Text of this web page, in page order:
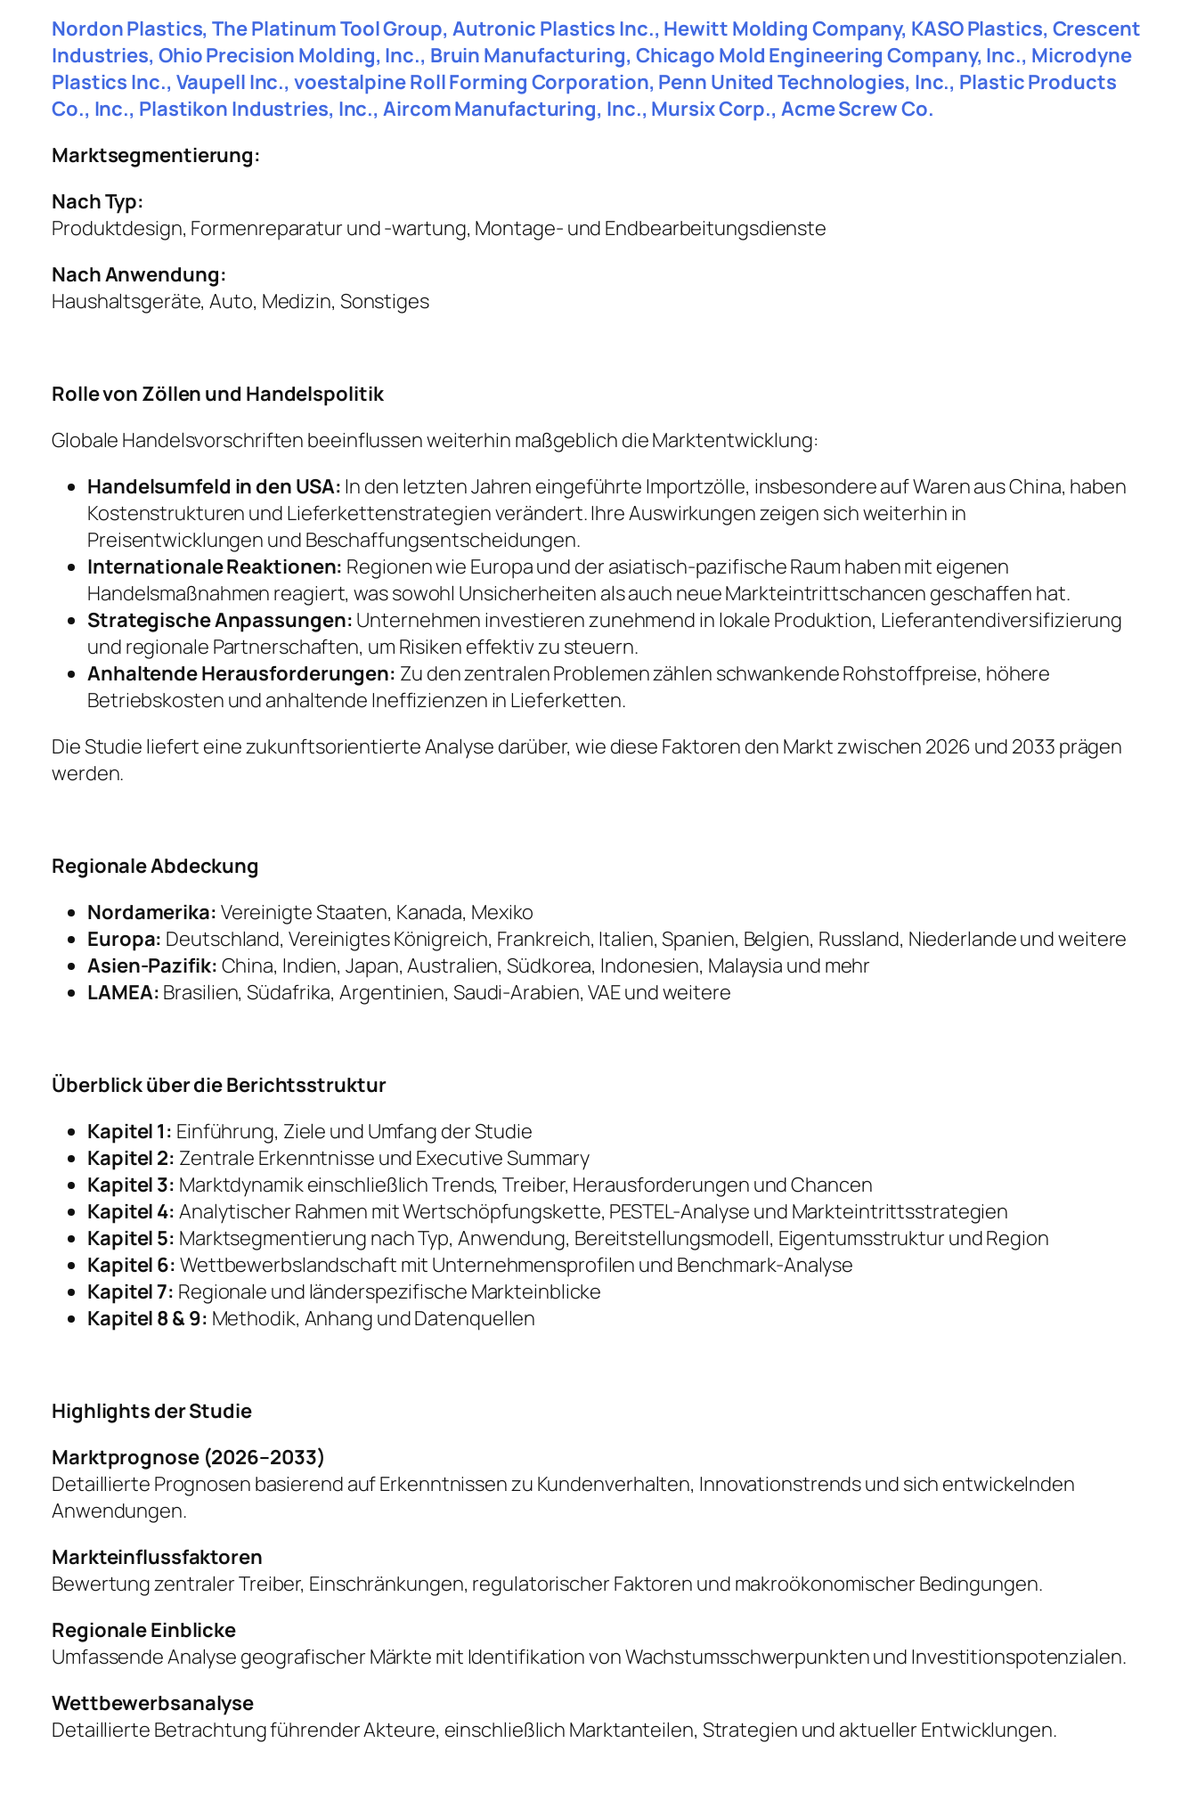
Nordon Plastics, The Platinum Tool Group, Autronic Plastics Inc., Hewitt Molding Company, KASO Plastics, Crescent
Industries, Ohio Precision Molding, Inc., Bruin Manufacturing, Chicago Mold Engineering Company, Inc., Microdyne
Plastics Inc., Vaupell Inc., voestalpine Roll Forming Corporation, Penn United Technologies, Inc., Plastic Products
Co., Inc., Plastikon Industries, Inc., Aircom Manufacturing, Inc., Mursix Corp., Acme Screw Co.
Marktsegmentierung:
Nach Typ:
Produktdesign, Formenreparatur und -wartung, Montage- und Endbearbeitungsdienste
Nach Anwendung:
Haushaltsgeräte, Auto, Medizin, Sonstiges
Rolle von Zöllen und Handelspolitik
Globale Handelsvorschriften beeinflussen weiterhin maßgeblich die Marktentwicklung:
Handelsumfeld in den USA: In den letzten Jahren eingeführte Importzölle, insbesondere auf Waren aus China, haben
Kostenstrukturen und Lieferkettenstrategien verändert. Ihre Auswirkungen zeigen sich weiterhin in
Preisentwicklungen und Beschaffungsentscheidungen.
Internationale Reaktionen: Regionen wie Europa und der asiatisch-pazifische Raum haben mit eigenen
Handelsmaßnahmen reagiert, was sowohl Unsicherheiten als auch neue Markteintrittschancen geschaffen hat.
Strategische Anpassungen: Unternehmen investieren zunehmend in lokale Produktion, Lieferantendiversifizierung
und regionale Partnerschaften, um Risiken effektiv zu steuern.
Anhaltende Herausforderungen: Zu den zentralen Problemen zählen schwankende Rohstoffpreise, höhere
Betriebskosten und anhaltende Ineffizienzen in Lieferketten.
Die Studie liefert eine zukunftsorientierte Analyse darüber, wie diese Faktoren den Markt zwischen 2026 und 2033 prägen
werden.
Regionale Abdeckung
Nordamerika: Vereinigte Staaten, Kanada, Mexiko
Europa: Deutschland, Vereinigtes Königreich, Frankreich, Italien, Spanien, Belgien, Russland, Niederlande und weitere
Asien-Pazifik: China, Indien, Japan, Australien, Südkorea, Indonesien, Malaysia und mehr
LAMEA: Brasilien, Südafrika, Argentinien, Saudi-Arabien, VAE und weitere
Überblick über die Berichtsstruktur
Kapitel 1: Einführung, Ziele und Umfang der Studie
Kapitel 2: Zentrale Erkenntnisse und Executive Summary
Kapitel 3: Marktdynamik einschließlich Trends, Treiber, Herausforderungen und Chancen
Kapitel 4: Analytischer Rahmen mit Wertschöpfungskette, PESTEL-Analyse und Markteintrittsstrategien
Kapitel 5: Marktsegmentierung nach Typ, Anwendung, Bereitstellungsmodell, Eigentumsstruktur und Region
Kapitel 6: Wettbewerbslandschaft mit Unternehmensprofilen und Benchmark-Analyse
Kapitel 7: Regionale und länderspezifische Markteinblicke
Kapitel 8 & 9: Methodik, Anhang und Datenquellen
Highlights der Studie
Marktprognose (2026–2033)
Detaillierte Prognosen basierend auf Erkenntnissen zu Kundenverhalten, Innovationstrends und sich entwickelnden
Anwendungen.
Markteinflussfaktoren
Bewertung zentraler Treiber, Einschränkungen, regulatorischer Faktoren und makroökonomischer Bedingungen.
Regionale Einblicke
Umfassende Analyse geografischer Märkte mit Identifikation von Wachstumsschwerpunkten und Investitionspotenzialen.
Wettbewerbsanalyse
Detaillierte Betrachtung führender Akteure, einschließlich Marktanteilen, Strategien und aktueller Entwicklungen.